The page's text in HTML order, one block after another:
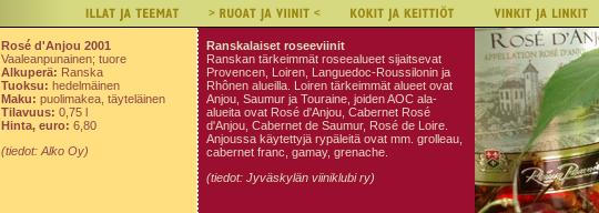
Rosé d'Anjou 2001
Vaaleanpunainen; tuore
Alkuperä: Ranska
Tuoksu: hedelmäinen
Maku: puolimakea, täyteläinen
Tilavuus: 0,75 l
Hinta, euro: 6,80
(tiedot: Alko Oy)
Ranskalaiset roseeviinit
Ranskan tärkeimmät roseealueet sijaitsevat
Provencen, Loiren, Languedoc-Roussilonin ja
Rhônen alueilla. Loiren tärkeimmät alueet ovat
Anjou, Saumur ja Touraine, joiden AOC ala-
alueita ovat Rosé d'Anjou, Cabernet Rosé
d'Anjou, Cabernet de Saumur, Rosé de Loire.
Anjoussa käytettyjä rypäleitä ovat mm. grolleau,
cabernet franc, gamay, grenache.
(tiedot: Jyväskylän viiniklubi ry)